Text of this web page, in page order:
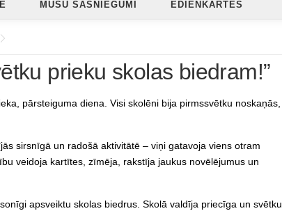
MŪSU SASNIEGUMI ĒDIENKARTES
prieku skolas biedram!”
pārsteiguma diena. Visi skolēni bija pirmssvētku noskaņās,
sirsnīgā un radošā aktivitātē – viņi gatavoja viens otram
veidoja kartītes, zīmēja, rakstīja jaukus novēlējumus un
apsveiktu skolas biedrus. Skolā valdīja priecīga un svētku